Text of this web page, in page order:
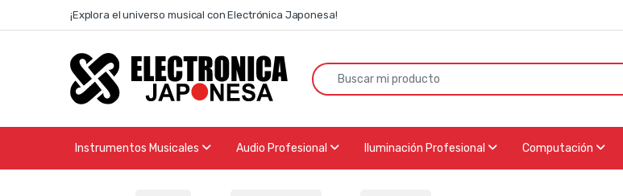
Skip to navigation
Skip to content¡Explora el universo musical con Electrónica Japonesa!
Search for:
Instrumentos Musicales Audio Profesional Iluminación Profesional Computación